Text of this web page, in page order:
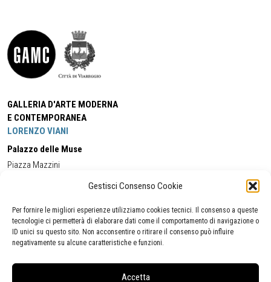
Gestisci Consenso Cookie
Per fornire le migliori esperienze utilizziamo cookies tecnici. Il consenso a queste
tecnologie ci permetterà di elaborare dati come il comportamento di navigazione o
ID unici su questo sito. Non acconsentire o ritirare il consenso può influire
negativamente su alcune caratteristiche e funzioni.
Accetta
GALLERIA D'ARTE MODERNA
E CONTEMPORANEA
LORENZO VIANI
Palazzo delle Muse
Piazza Mazzini
Cell:+39 338 5714978 (orario apertura Galleria)
Tel:
+39 0584 944580
(orario 09.00/13.00)
Email:gamc@comune.viareggio.lu.it
Segnalazione di inaccessibilità